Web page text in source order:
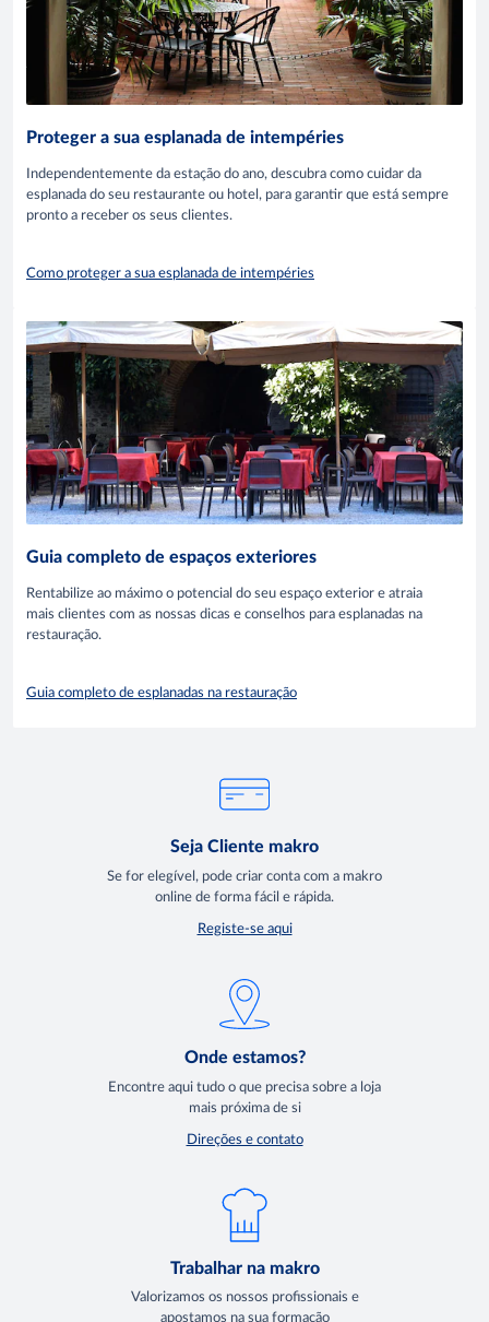
Proteger a sua esplanada de intempéries
Independentemente da estação do ano, descubra como cuidar da
esplanada do seu restaurante ou hotel, para garantir que está sempre
pronto a receber os seus clientes.
Como proteger a sua esplanada de intempéries
Guia completo de espaços exteriores
Rentabilize ao máximo o potencial do seu espaço exterior e atraia
mais clientes com as nossas dicas e conselhos para esplanadas na
restauração.
Guia completo de esplanadas na restauração
Seja Cliente makro
Se for elegível, pode criar conta com a makro
online de forma fácil e rápida.
Registe-se aqui
Onde estamos?
Encontre aqui tudo o que precisa sobre a loja
mais próxima de si
Direções e contato
Trabalhar na makro
Valorizamos os nossos profissionais e
apostamos na sua formação